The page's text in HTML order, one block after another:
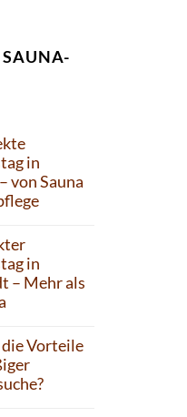
SAUNA-
in
von Sauna
in
– Mehr als
die Vorteile